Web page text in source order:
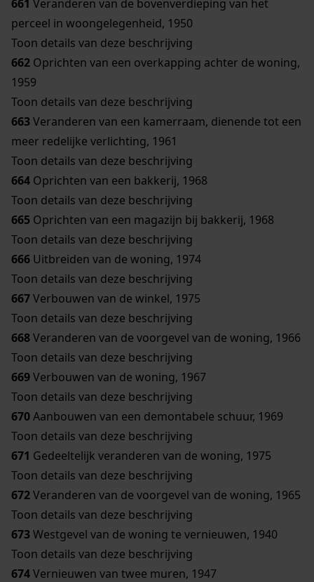
661 Veranderen van de bovenverdieping van het
perceel in woongelegenheid, 1950
Toon details van deze beschrijving
662 Oprichten van een overkapping achter de woning,
1959
Toon details van deze beschrijving
663Veranderen van een kamerraam, dienende tot een
meer redelijke verlichting, 1961
Toon details van deze beschrijving
664 Oprichten van een bakkerij, 1968
Toon details van deze beschrijving
665 Oprichten van een magazijn bij bakkerij, 1968
Toon details van deze beschrijving
666 Uitbreiden van de woning, 1974
Toon details van deze beschrijving
667Verbouwen van de winkel, 1975
Toon details van deze beschrijving
668Veranderen van de voorgevel van de woning, 1966
Toon details van deze beschrijving
669Verbouwen van de woning, 1967
Toon details van deze beschrijving
670Aanbouwen van een demontabele schuur, 1969
Toon details van deze beschrijving
671 Gedeeltelijk veranderen van de woning, 1975
Toon details van deze beschrijving
672Veranderen van de voorgevel van de woning, 1965
Toon details van deze beschrijving
673Westgevel van de woning te vernieuwen, 1940
Toon details van deze beschrijving
674Vernieuwen van twee muren, 1947